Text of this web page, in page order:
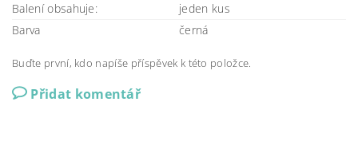
Balení obsahuje:
jeden kus
Barva
černá
Buďte první, kdo napíše příspěvek k této položce.
Přidat komentář